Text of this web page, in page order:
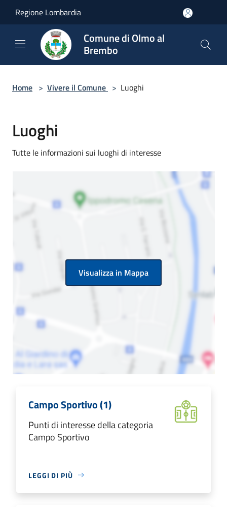
Regione Lombardia
Comune di Olmo al
Brembo
Home > Vivere il Comune > Luoghi
Luoghi
Tutte le informazioni sui luoghi di interesse
Visualizza in Mappa
Campo Sportivo (1)
Punti di interesse della categoria
Campo Sportivo
LEGGI DI PIÙ